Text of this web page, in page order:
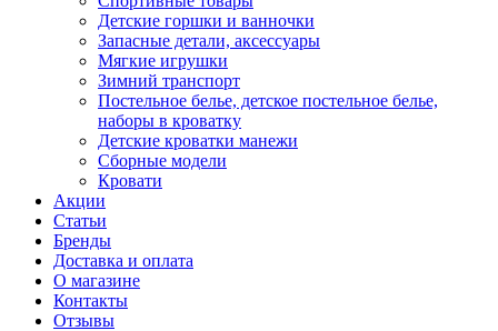
Детские горшки и ванночки
Запасные детали, аксессуары
Мягкие игрушки
Зимний транспорт
Постельное белье, детское постельное белье,
наборы в кроватку
Детские кроватки манежи
Сборные модели
Кровати
Акции
Статьи
Бренды
Доставка и оплата
О магазине
Контакты
Отзывы